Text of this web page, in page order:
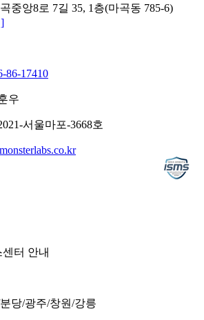
중앙8로 7길 35, 1층(마곡동 785-6)
86-17410
우
서울마포-3668호
터 안내
당/광주/창원/강릉